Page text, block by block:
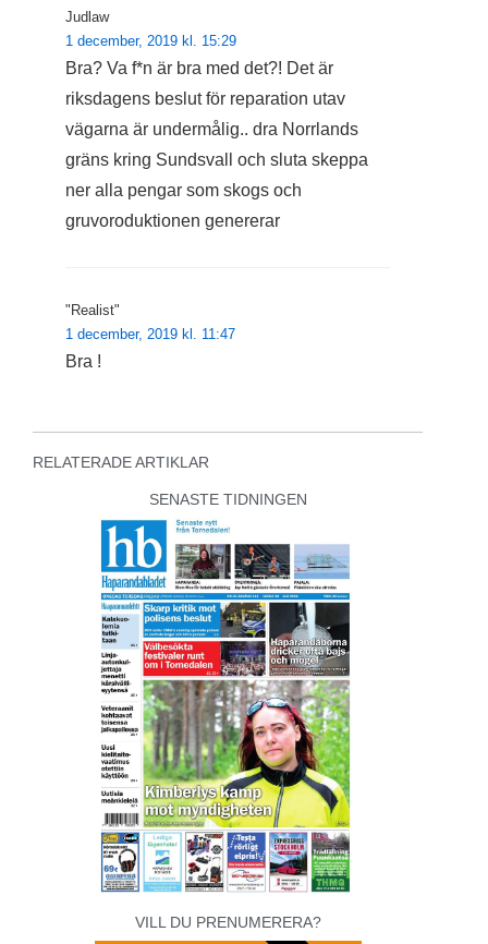
Judlaw
1 december, 2019 kl. 15:29
Bra? Va f*n är bra med det?! Det är
riksdagens beslut för reparation utav
vägarna är undermålig.. dra Norrlands
gräns kring Sundsvall och sluta skeppa
ner alla pengar som skogs och
gruvoroduktionen genererar
"Realist"
1 december, 2019 kl. 11:47
Bra !
RELATERADE ARTIKLAR
SENASTE TIDNINGEN
VILL DU PRENUMERERA?